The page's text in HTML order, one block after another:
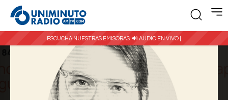
ESCUCHA NUESTRAS EMISORAS: 🔊 AUDIO EN VIVO |